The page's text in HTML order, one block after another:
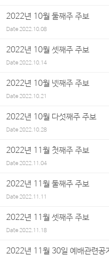
2022년 10월 둘째주 주보
Date2022.10.08
2022년 10월 셋째주 주보
Date2022.10.14
2022년 10월 넷째주 주보
Date2022.10.21
2022년 10월 다섯째주 주보
Date2022.10.28
2022년 11월 첫째주 주보
Date2022.11.04
2022년 11월 둘째주 주보
Date2022.11.11
2022년 11월 셋째주 주보
Date2022.11.18
2022년 11월 30일 예배관련공